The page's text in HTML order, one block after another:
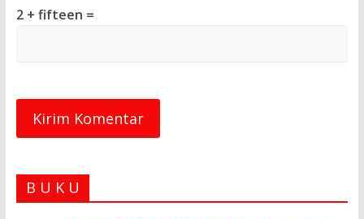
2 + fifteen =
B U K U